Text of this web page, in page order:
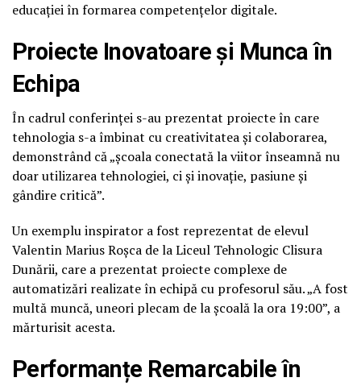
educației în formarea competențelor digitale.
Proiecte Inovatoare și Munca în
Echipa
În cadrul conferinței s-au prezentat proiecte în care
tehnologia s-a îmbinat cu creativitatea și colaborarea,
demonstrând că „școala conectată la viitor înseamnă nu
doar utilizarea tehnologiei, ci și inovație, pasiune și
gândire critică”.
Un exemplu inspirator a fost reprezentat de elevul
Valentin Marius Roșca de la Liceul Tehnologic Clisura
Dunării, care a prezentat proiecte complexe de
automatizări realizate în echipă cu profesorul său. „A fost
multă muncă, uneori plecam de la școală la ora 19:00”, a
mărturisit acesta.
Performanțe Remarcabile în